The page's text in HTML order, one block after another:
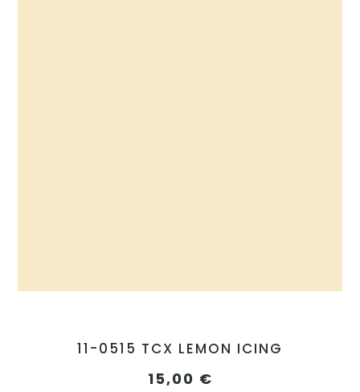
11-0515 TCX LEMON ICING
15,00 €